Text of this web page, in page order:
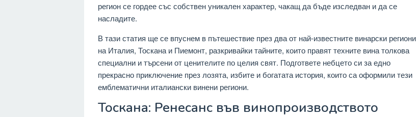
регион се гордее със собствен уникален характер, чакащ да бъде изследван и да се
насладите.
В тази статия ще се впуснем в пътешествие през два от най-известните винарски региони
на Италия, Тоскана и Пиемонт, разкривайки тайните, които правят техните вина толкова
специални и търсени от ценителите по целия свят. Подгответе небцето си за едно
прекрасно приключение през лозята, избите и богатата история, които са оформили тези
емблематични италиански винени региони.
Тоскана: Ренесанс във винопроизводството